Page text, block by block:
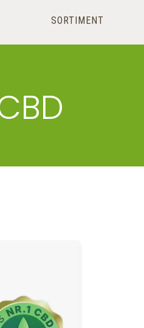
SORTIMENT